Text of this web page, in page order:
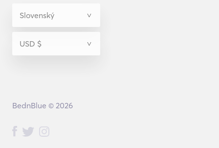
BednBlue © 2026